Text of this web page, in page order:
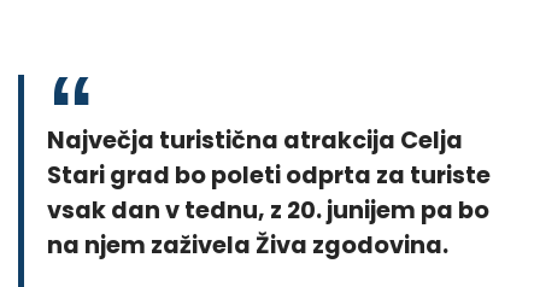
Največja turistična atrakcija Celja
Stari grad bo poleti odprta za turiste
vsak dan v tednu, z 20. junijem pa bo
na njem zaživela Živa zgodovina.